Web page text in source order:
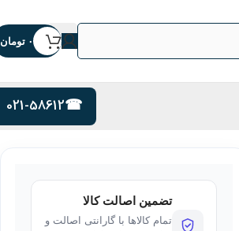
۰ تومان
021-58612
تضمین اصالت کالا
تمام کالاها با گارانتی اصالت و